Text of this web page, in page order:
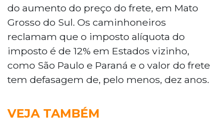
do aumento do preço do frete, em Mato
Grosso do Sul. Os caminhoneiros
reclamam que o imposto alíquota do
imposto é de 12% em Estados vizinho,
como São Paulo e Paraná e o valor do frete
tem defasagem de, pelo menos, dez anos.
VEJA TAMBÉM